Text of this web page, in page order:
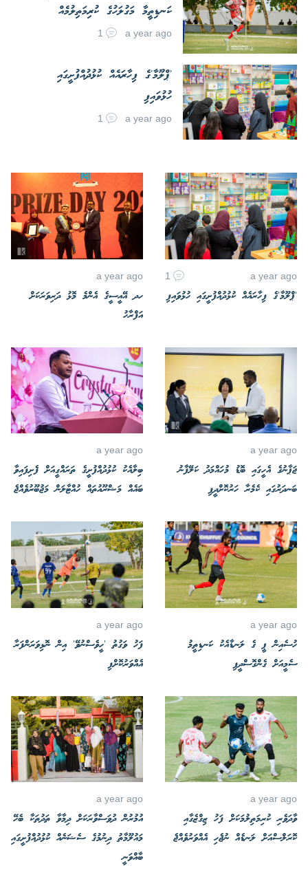
ކަނޑިތީމާ މަގުލަހުގެ ކުރިމަތިލުމެއް
a year ago
1
'ޕްލޫމާ'ގެ ފިހާރައެއް ކުޅުދުއްފުށީގައި
ހުޅުވައިފި
a year ago
1
a year ago
1
'ޕްލޫމާ'ގެ ފިހާރައެއް ކުޅުދުއްފުށީގައި ހުޅުވައިފި
a year ago
ހދ އޭއީސީގެ އެންމެ މޮޅު ދަރިވަރަކަށް
އަފްރާހު
a year ago
ޖަޕާނުގެ އެހީގައި ބޮޑު މުހައްމަދު ކަލޭފާނު
ބަނދަރުގައި ކެމެރާ ހަރުކޮށްދީފި
a year ago
ބިލާއެކު ކުޅުދުއްފުށީގެ ތަރައްގީއަށް ފެށިފައިވާ
ބައެއް މަޝްރޫއުތައް ހުއްޓާލަން މަޖުބޫރުވެއްޖެ
a year ago
ހުސެއިން ޕީ ގެ ލަނޑާއެކު ކަނޑިތީމު
ސެމީއަށް ގެންގޮސްދީފި
a year ago
ފަހު ވަގުތު 'ހީވެސްނުވޭ' އިން ނޮޅިވަރަންފަރާ
އެއްވަރުކޮށްފި
a year ago
ވާދަވެރި ކުރިމަތިލުމަކަށް ފަހު ޒިގްޒެގާއި
ކޮރަލްސްއަށް ލަނޑެއް ނުޖެހި އެއްވަރުވެއްޖެ
a year ago
އުމުރުން ދުވަސްވާރަކަށް ދިމާވާ ތަދުތަކާ ބެހޭ
މައުލޫމާތު ދިނުމުގެ ސެޝަނެއް ކުޅުދުއްފުށީގައި
ބާއްވަނީ